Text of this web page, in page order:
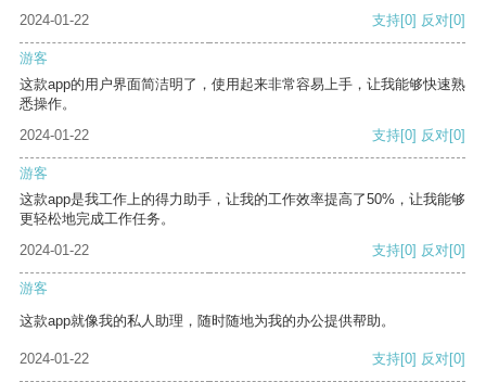
2024-01-22 支持[0] 反对[0]
游客
这款app的用户界面简洁明了，使用起来非常容易上手，让我能够快速熟
悉操作。
2024-01-22
支持[0] 反对[0]
游客
这款app是我工作上的得力助手，让我的工作效率提高了50%，让我能够
更轻松地完成工作任务。
2024-01-22
支持[0] 反对[0]
游客
这款app就像我的私人助理，随时随地为我的办公提供帮助。
2024-01-22 支持[0] 反对[0]